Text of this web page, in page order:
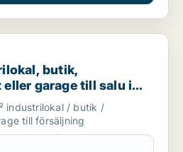
butik, bostadsfastighet eller garage
butik,
garage till salu i
industrilokal / butik /
till försäljning